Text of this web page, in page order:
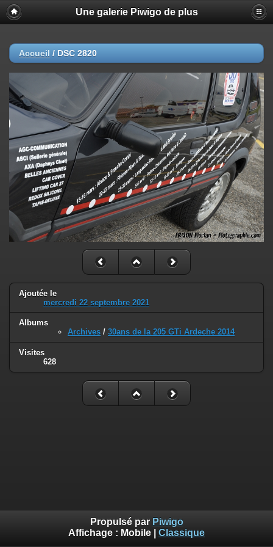
Une galerie Piwigo de plus
Accueil / DSC 2820
Ajoutée le
mercredi 22 septembre 2021
Albums
Archives / 30ans de la 205 GTi Ardeche 2014
Visites
628
Propulsé par Piwigo
Affichage : Mobile Classique